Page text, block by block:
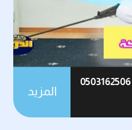
المزيد